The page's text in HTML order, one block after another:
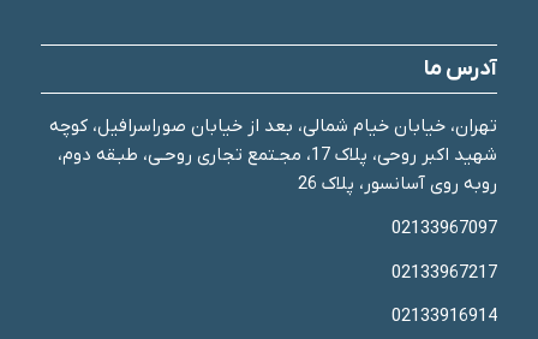
آدرس ما
تهران، خیابان خیام شمالی، بعد از خیابان صوراسرافیل، کوچه
شهید اکبر روحی، پلاک 17، مجـتمع تجاری روحـی، طبـقه دوم،
روبه روی آسانسور، پلاک 26
02133967097
02133967217
02133916914